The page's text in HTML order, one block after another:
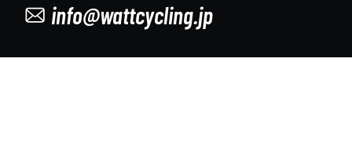
info@wattcycling.jp